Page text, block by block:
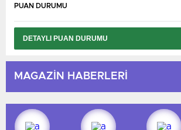
Karşılaşmalar Yükleniyor...
PUAN DURUMU
DETAYLI PUAN DURUMU
MAGAZİN HABERLERİ